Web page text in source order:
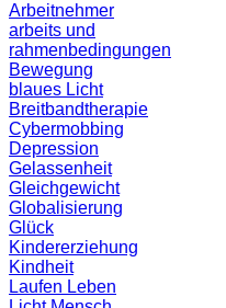
Arbeitnehmer
arbeits und
rahmenbedingungen
Bewegung
blaues Licht
Breitbandtherapie
Cybermobbing
Depression
Gelassenheit
Gleichgewicht
Globalisierung
Glück
Kindererziehung
Kindheit
Laufen Leben